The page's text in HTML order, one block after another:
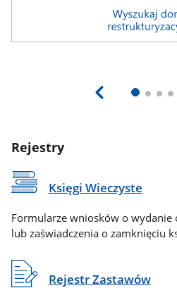
Rejestry
Księgi Wieczyste
Formularze wniosków o wydanie
lub zaświadczenia o zamknięciu
Rejestr Zastawów